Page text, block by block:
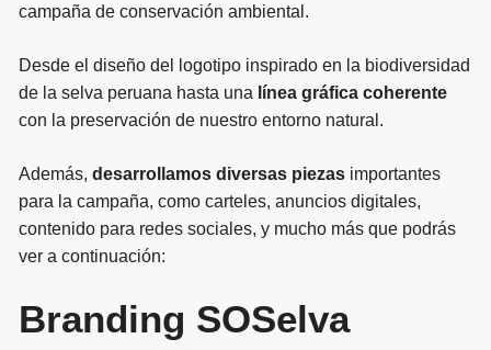
campaña de conservación ambiental.
Desde el diseño del logotipo inspirado en la biodiversidad
de la selva peruana hasta una línea gráfica coherente
con la preservación de nuestro entorno natural.
Además, desarrollamos diversas piezas importantes
para la campaña, como carteles, anuncios digitales,
contenido para redes sociales, y mucho más que podrás
ver a continuación:
Branding SOSelva